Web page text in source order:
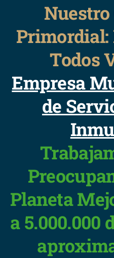
Todos
Empresa
de
Planeta
a 5.000.000